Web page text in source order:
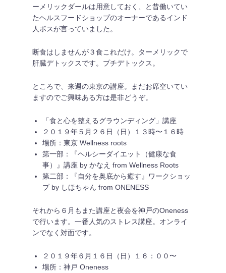
ーメリックダールは用意しておく、と昔働いてい
たヘルスフードショップのオーナーであるインド
人ボスが言っていました。
断食はしませんが３食これだけ。ターメリックで
肝臓デトックスです。プチデトックス。
ところで、来週の東京の講座。まだお席空いてい
ますのでご興味ある方は是非どうぞ。
「食と心を整えるグラウンディング」講座
２０１９年５月２６日（日）１３時〜１６時
場所：東京 Wellness roots
第一部：『ヘルシーダイエット（健康な食
事）』講座 by かなえ from Wellness Roots
第二部：『自分を奥底から癒す』ワークショッ
プ by しほちゃん from ONENESS
それから６月もまた講座と夜会を神戸のOneness
で行います。一番人気のストレス講座。オンライ
ンでなく対面です。
２０１９年６月１６日（日）１６：００〜
場所：神戸 Oneness